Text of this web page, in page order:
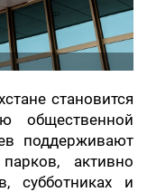
становится
общественной
поддерживают
активно
субботниках и